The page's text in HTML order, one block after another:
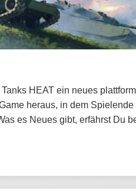
HEAT ein neues
heraus, in dem
es Neues gibt, erfährst Du